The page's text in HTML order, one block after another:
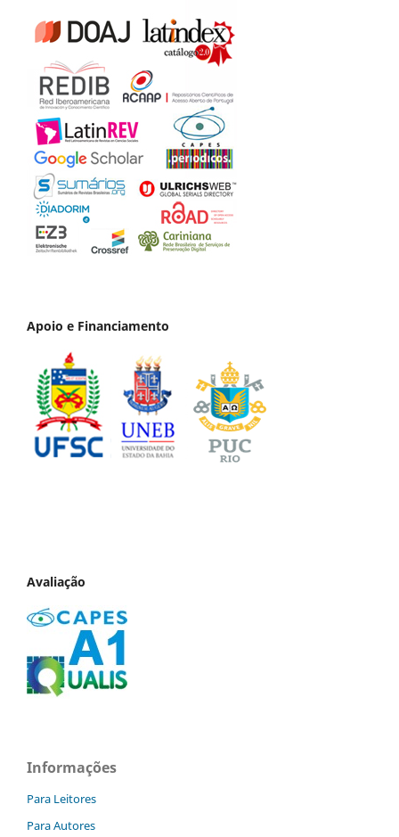
Apoio e Financiamento
Avaliação
Informações
Para Leitores
Para Autores